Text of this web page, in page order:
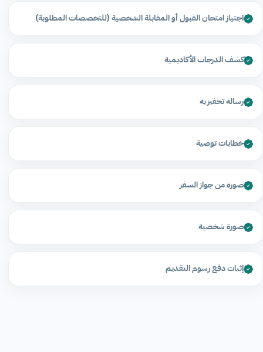
اجتياز امتحان القبول أو المقابلة الشخصية (للتخصصات المطلوبة)
كشف الدرجات الأكاديمية
رسالة تحفيزية
خطابات توصية
صورة من جواز السفر
صورة شخصية
إثبات دفع رسوم التقديم